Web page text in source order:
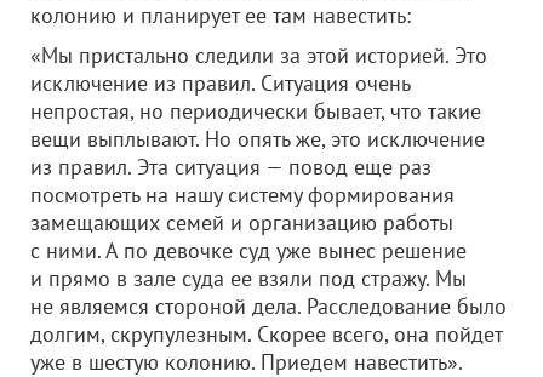
колонию и планирует ее там навестить:
«Мы пристально следили за этой историей. Это
исключение из правил. Ситуация очень
непростая, но периодически бывает, что такие
вещи выплывают. Но опять же, это исключение
из правил. Эта ситуация — повод еще раз
посмотреть на нашу систему формирования
замещающих семей и организацию работы
с ними. А по девочке суд уже вынес решение
и прямо в зале суда ее взяли под стражу. Мы
не являемся стороной дела. Расследование было
долгим, скрупулезным. Скорее всего, она пойдет
уже в шестую колонию. Приедем навестить».